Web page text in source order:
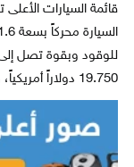
قائمة السيارات
19.750 دولاراً أمريكياً، والنسخة الكوبية من 20.500 دولار أمريكي.